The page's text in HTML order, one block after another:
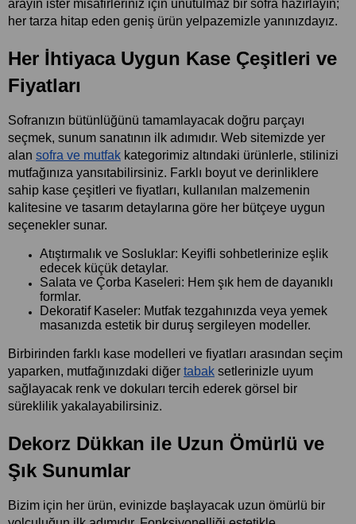
arayın ister misafirleriniz için unutulmaz bir sofra hazırlayın;
her tarza hitap eden geniş ürün yelpazemizle yanınızdayız.
Her İhtiyaca Uygun Kase Çeşitleri ve
Fiyatları
Sofranızın bütünlüğünü tamamlayacak doğru parçayı
seçmek, sunum sanatının ilk adımıdır. Web sitemizde yer
alan sofra ve mutfak kategorimiz altındaki ürünlerle, stilinizi
mutfağınıza yansıtabilirsiniz. Farklı boyut ve derinliklere
sahip kase çeşitleri ve fiyatları, kullanılan malzemenin
kalitesine ve tasarım detaylarına göre her bütçeye uygun
seçenekler sunar.
Atıştırmalık ve Sosluklar: Keyifli sohbetlerinize eşlik
edecek küçük detaylar.
Salata ve Çorba Kaseleri: Hem şık hem de dayanıklı
formlar.
Dekoratif Kaseler: Mutfak tezgahınızda veya yemek
masanızda estetik bir duruş sergileyen modeller.
Birbirinden farklı kase modelleri ve fiyatları arasından seçim
yaparken, mutfağınızdaki diğer tabak setlerinizle uyum
sağlayacak renk ve dokuları tercih ederek görsel bir
süreklilik yakalayabilirsiniz.
Dekorz Dükkan ile Uzun Ömürlü ve
Şık Sunumlar
Bizim için her ürün, evinizde başlayacak uzun ömürlü bir